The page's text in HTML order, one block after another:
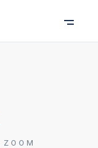
ZOOM